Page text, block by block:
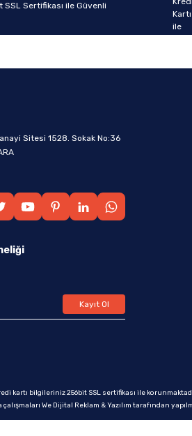
SSL Sertifikası ile Güvenli
Sitesi 1528. Sokak No:36
Kayıt Ol
kartı bilgileriniz 256bit SSL sertifikası ile
We Dijital Reklam & Yazılım tarafından